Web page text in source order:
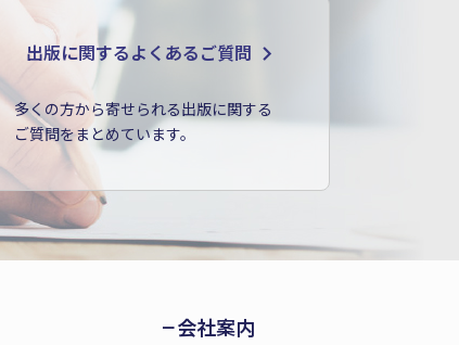
出版に関するよくあるご質問
多くの方から寄せられる出版に関する
ご質問をまとめています。
会社案内